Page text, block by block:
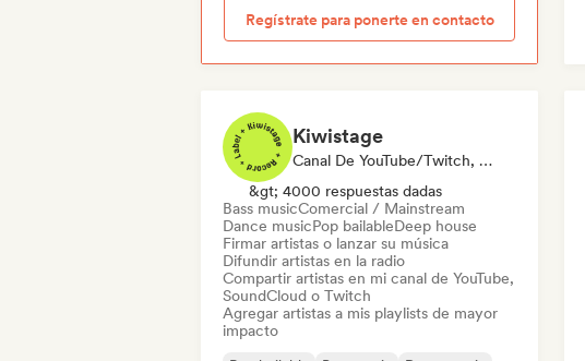
Regístrate para ponerte en contacto
Kiwistage
Canal De YouTube/Twitch, Etiqueta, Playlist Curator, Emisoras De Radio
&gt; 4000 respuestas dadas
Bass musicComercial / Mainstream
Dance musicPop bailableDeep house
Firmar artistas o lanzar su música
Difundir artistas en la radio
Compartir artistas en mi canal de YouTube,
SoundCloud o Twitch
Agregar artistas a mis playlists de mayor
impacto